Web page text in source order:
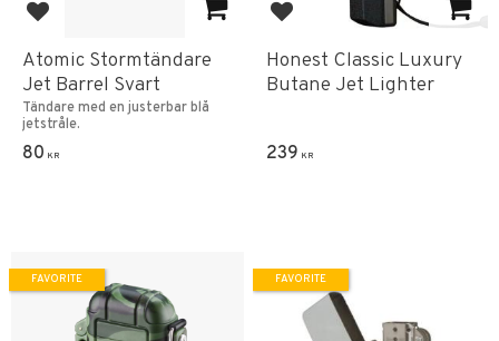
Add to favorites
Atomic Stormtändare
Jet Barrel Svart
Tändare med en justerbar blå
jetstråle.
80 KR
Add to favorites
Honest Classic Luxury
Butane Jet Lighter
239 KR
FAVORITE FAVORITE